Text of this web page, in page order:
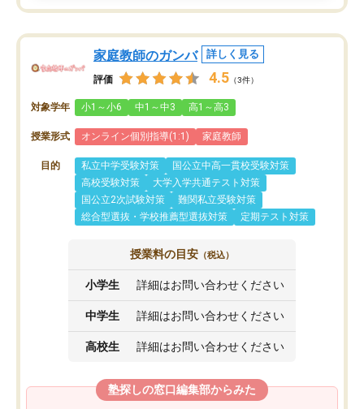
家庭教師のガンバ 詳しく見る
評価 4.5 （3件）
対象学年 小1～小6 中1～中3 高1～高3
授業形式 オンライン個別指導(1:1) 家庭教師
目的 私立中学受験対策
国公立中高一貫校受験対策
高校受験対策
大学入学共通テスト対策
国公立2次試験対策
難関私立受験対策
総合型選抜・学校推薦型選抜対策
定期テスト対策
授業料の目安 （税込）
小学生 詳細はお問い合わせください
中学生 詳細はお問い合わせください
高校生 詳細はお問い合わせください
塾探しの窓口編集部からみた